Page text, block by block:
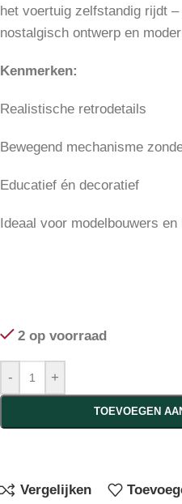
het voertuig zelfstandig rijdt
nostalgisch ontwerp en
Kenmerken:
Realistische retrodetails
Bewegend mechanisme
Educatief én decoratief
Ideaal voor modelbouwers
2 op voorraad
- +
TOEVOEGEN
Vergelijken